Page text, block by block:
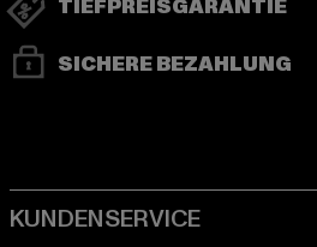
TIEFPREISGARANTIE
SICHERE BEZAHLUNG